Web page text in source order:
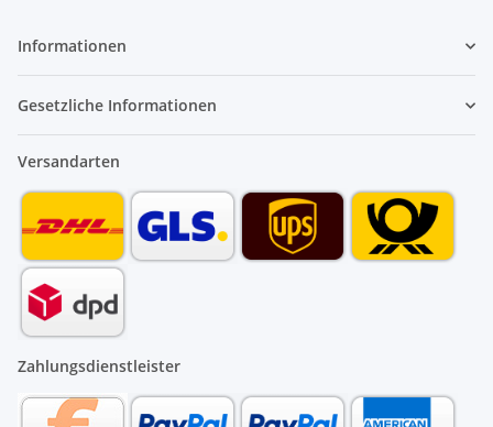
Informationen
Gesetzliche Informationen
Versandarten
Zahlungsdienstleister